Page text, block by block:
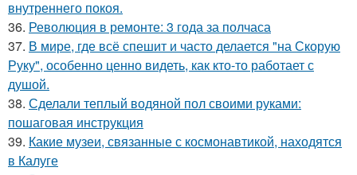
внутреннего покоя.
36. Революция в ремонте: 3 года за полчаса
37. В мире, где всё спешит и часто делается "на Скорую
Руку", особенно ценно видеть, как кто-то работает с
душой.
38. Сделали теплый водяной пол своими руками:
пошаговая инструкция
39. Какие музеи, связанные с космонавтикой, находятся
в Калуге